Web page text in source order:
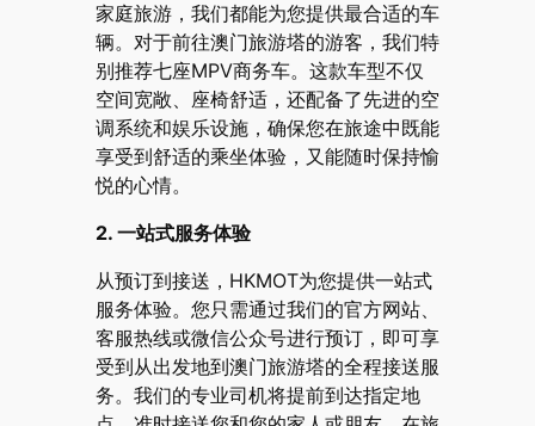
家庭旅游，我们都能为您提供最合适的车
辆。对于前往澳门旅游塔的游客，我们特
别推荐七座MPV商务车。这款车型不仅
空间宽敞、座椅舒适，还配备了先进的空
调系统和娱乐设施，确保您在旅途中既能
享受到舒适的乘坐体验，又能随时保持愉
悦的心情。
2. 一站式服务体验
从预订到接送，HKMOT为您提供一站式
服务体验。您只需通过我们的官方网站、
客服热线或微信公众号进行预订，即可享
受到从出发地到澳门旅游塔的全程接送服
务。我们的专业司机将提前到达指定地